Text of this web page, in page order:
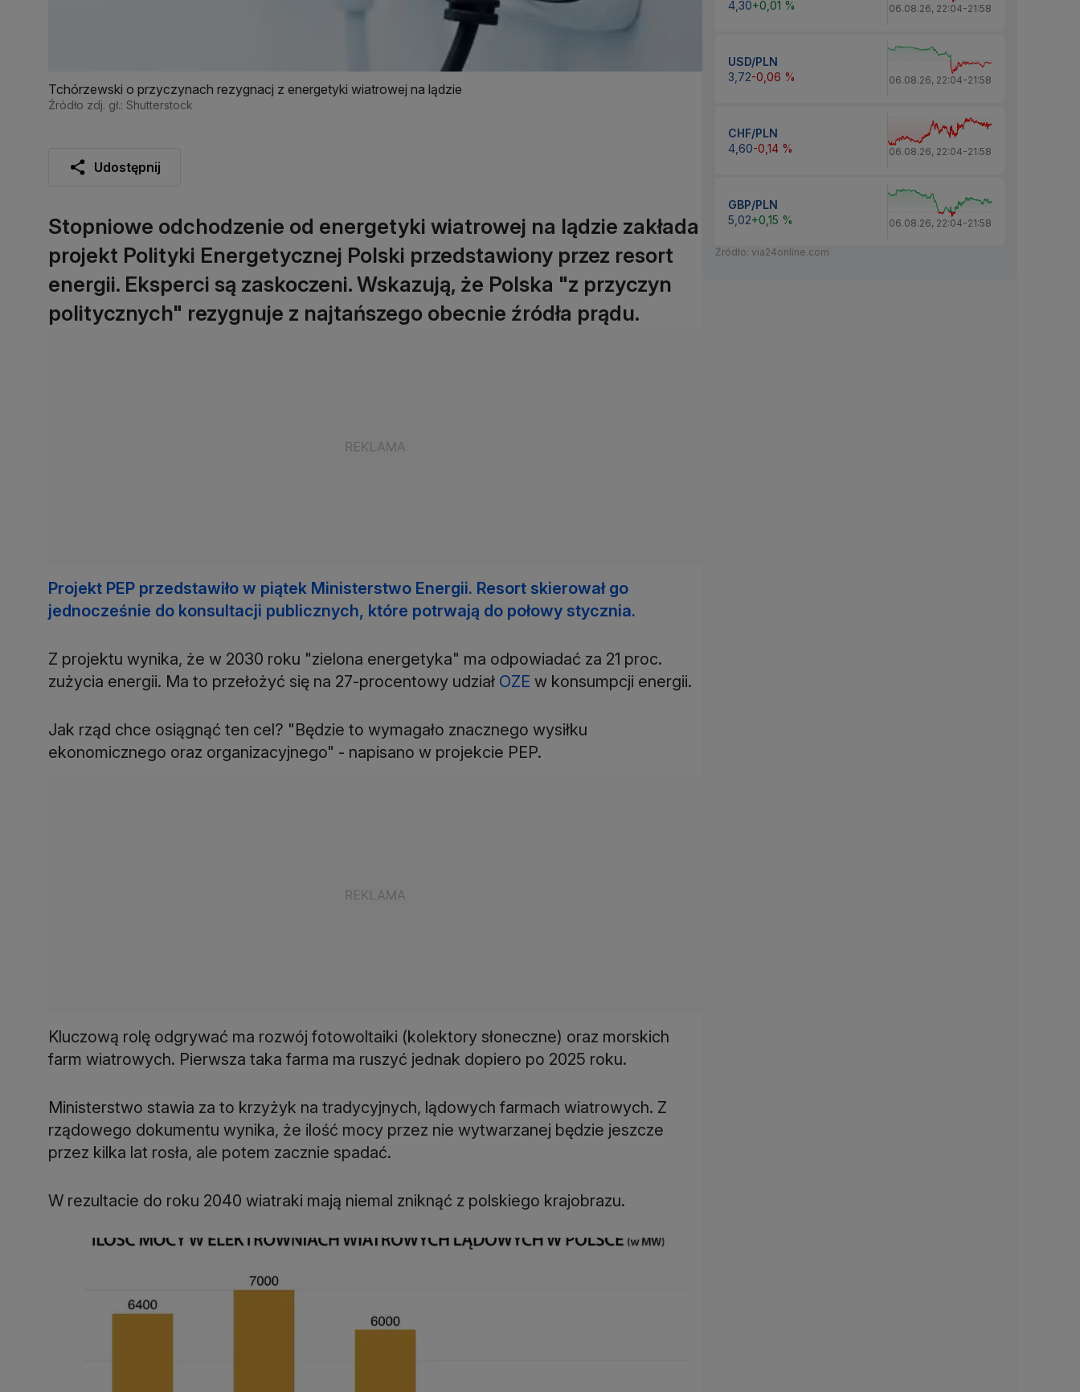
Tchórzewski o przyczynach rezygnacj z energetyki wiatrowej na lądzie
Źródło zdj. gł.: Shutterstock
Udostępnij
Stopniowe odchodzenie od energetyki wiatrowej na lądzie zakłada
projekt Polityki Energetycznej Polski przedstawiony przez resort
energii. Eksperci są zaskoczeni. Wskazują, że Polska "z przyczyn
politycznych" rezygnuje z najtańszego obecnie źródła prądu.
Projekt PEP przedstawiło w piątek Ministerstwo Energii. Resort skierował go
jednocześnie do konsultacji publicznych, które potrwają do połowy stycznia.
Z projektu wynika, że w 2030 roku "zielona energetyka" ma odpowiadać za 21 proc.
zużycia energii. Ma to przełożyć się na 27-procentowy udział OZE w konsumpcji energii.
Jak rząd chce osiągnąć ten cel? "Będzie to wymagało znacznego wysiłku
ekonomicznego oraz organizacyjnego" - napisano w projekcie PEP.
Kluczową rolę odgrywać ma rozwój fotowoltaiki (kolektory słoneczne) oraz morskich
farm wiatrowych. Pierwsza taka farma ma ruszyć jednak dopiero po 2025 roku.
Ministerstwo stawia za to krzyżyk na tradycyjnych, lądowych farmach wiatrowych. Z
rządowego dokumentu wynika, że ilość mocy przez nie wytwarzanej będzie jeszcze
przez kilka lat rosła, ale potem zacznie spadać.
W rezultacie do roku 2040 wiatraki mają niemal zniknąć z polskiego krajobrazu.
4,30+0,01 % 06.08.26, 22:04-21:58
USD/PLN
3,72-0,06 % 06.08.26, 22:04-21:58
CHF/PLN
4,60-0,14 % 06.08.26, 22:04-21:58
GBP/PLN
5,02+0,15 % 06.08.26, 22:04-21:58
Źródło: via24online.com